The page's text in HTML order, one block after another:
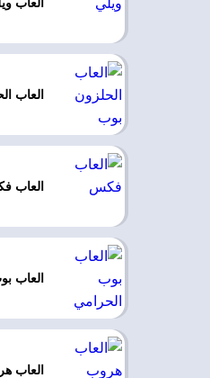
العاب
العاب
العاب
العاب